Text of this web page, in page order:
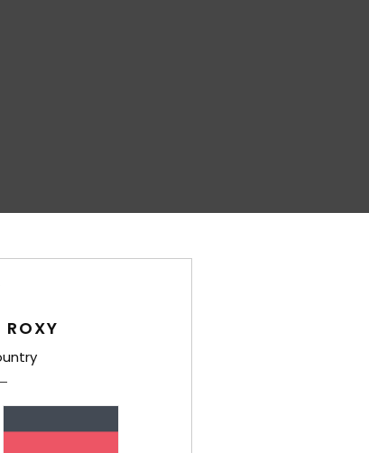
basierend auf7 verifizierten Bewertungen
ROXY